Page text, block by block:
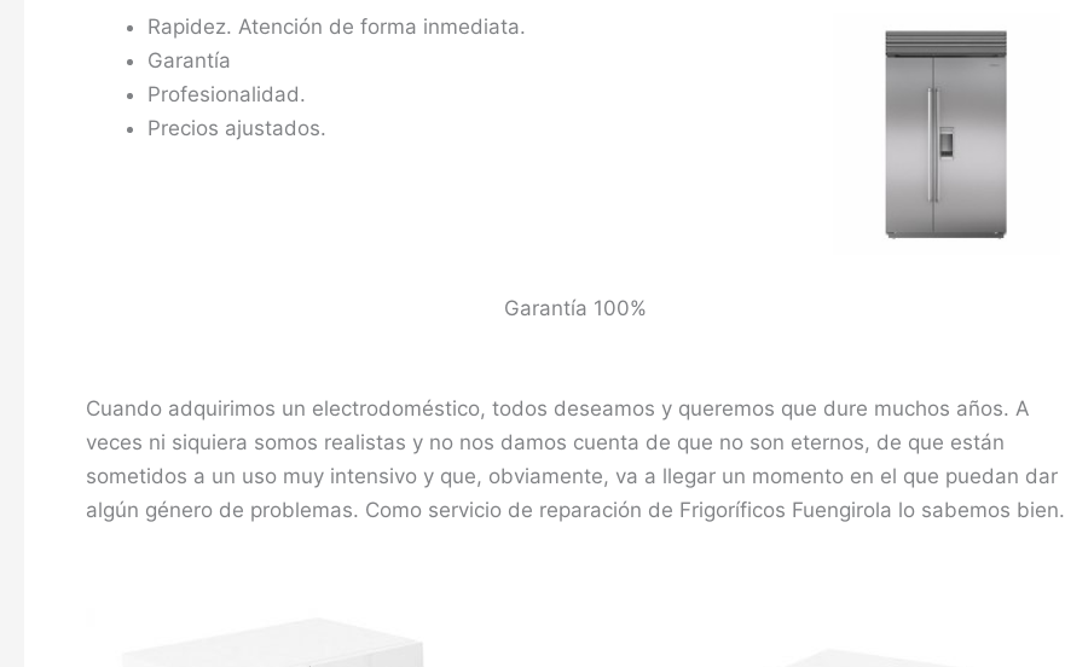
Rapidez. Atención de forma inmediata.
Garantía
Profesionalidad.
Precios ajustados.
Garantía 100%
Cuando adquirimos un electrodoméstico, todos deseamos y queremos que dure muchos años. A
veces ni siquiera somos realistas y no nos damos cuenta de que no son eternos, de que están
sometidos a un uso muy intensivo y que, obviamente, va a llegar un momento en el que puedan dar
algún género de problemas. Como servicio de reparación de Frigoríficos Fuengirola lo sabemos bien.